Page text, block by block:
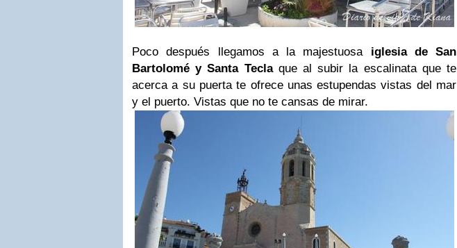
Poco después llegamos a la majestuosa iglesia de San
Bartolomé y Santa Teclaque al subir la escalinata que te
acerca a su puerta te ofrece unas estupendas vistas del mar
y el puerto. Vistas que no te cansas de mirar.